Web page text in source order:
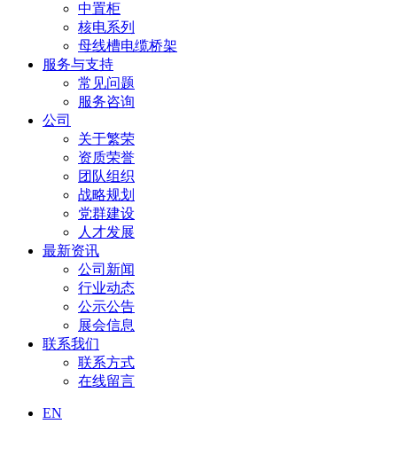
中置柜
核电系列
母线槽电缆桥架
服务与支持
常见问题
服务咨询
公司
关于繁荣
资质荣誉
团队组织
战略规划
党群建设
人才发展
最新资讯
公司新闻
行业动态
公示公告
展会信息
联系我们
联系方式
在线留言
EN